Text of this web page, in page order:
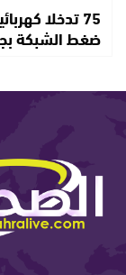
75 تدخلا
ضغط الشبكة